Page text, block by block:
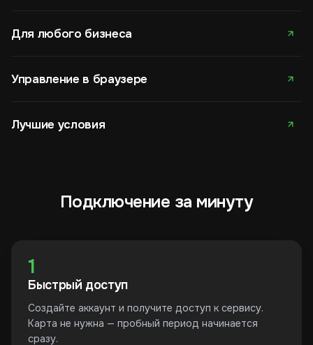
Для любого бизнеса
Управление в браузере
Лучшие условия
Подключение за минуту
1
Быстрый доступ
Создайте аккаунт и получите доступ к сервису.
Карта не нужна — пробный период начинается
сразу.